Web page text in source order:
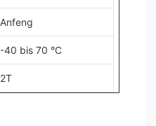
Anfeng
-40 bis 70 °C
2T